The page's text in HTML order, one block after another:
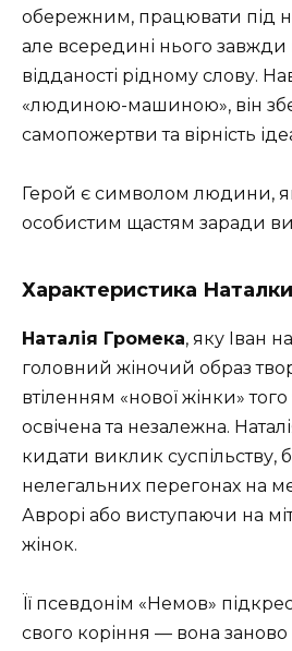
обережним, працювати під
але всередині нього завжди
відданості рідному слову.
«людиною-машиною», він
самопожертви та вірність
Герой є символом людини,
особистим щастям заради
Характеристика
Наталія Громека, яку Іван
головний жіночий образ
втіленням «нової жінки»
освічена та незалежна.
кидати виклик суспільству,
нелегальних перегонах на
Аврорі або виступаючи на
жінок.
Її псевдонім «Немов»
свого коріння — вона заново